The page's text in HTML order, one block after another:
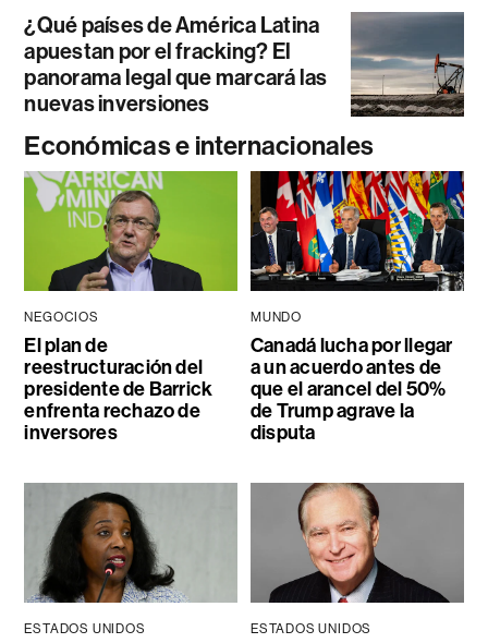
¿Qué países de América Latina
apuestan por el fracking? El
panorama legal que marcará las
nuevas inversiones
Económicas e internacionales
NEGOCIOS
El plan de
reestructuración del
presidente de Barrick
enfrenta rechazo de
inversores
MUNDO
Canadá lucha por llegar
a un acuerdo antes de
que el arancel del 50%
de Trump agrave la
disputa
ESTADOS UNIDOS ESTADOS UNIDOS